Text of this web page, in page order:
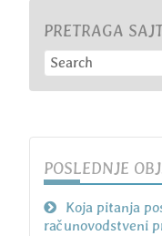
PRETRAGA
POSLEDNJE
Koja pitanja
računovodstveni